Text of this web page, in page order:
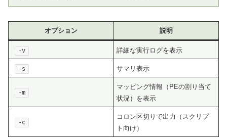
オプション 説明
-v 詳細な実行ログを表示
-s サマリ表示
-m
マッピング情報（PEの割り当て
状況）を表示
-c
コロン区切りで出力（スクリプ
ト向け）